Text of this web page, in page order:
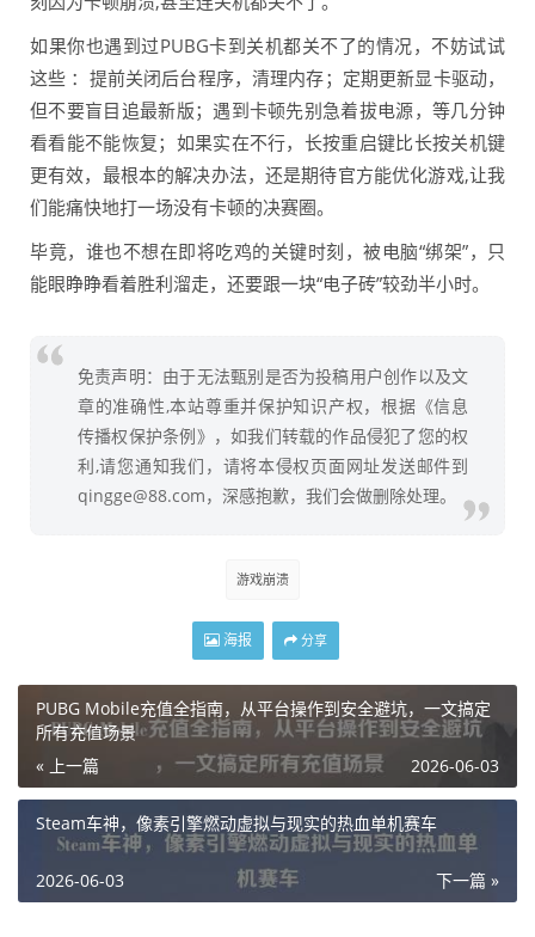
如果你也遇到过PUBG卡到关机都关不了的情况，不妨试试
这些 ：提前关闭后台程序，清理内存；定期更新显卡驱动，
但不要盲目追最新版；遇到卡顿先别急着拔电源，等几分钟
看看能不能恢复；如果实在不行，长按重启键比长按关机键
更有效，最根本的解决办法，还是期待官方能优化游戏,让我
们能痛快地打一场没有卡顿的决赛圈。
毕竟，谁也不想在即将吃鸡的关键时刻，被电脑“绑架”，只
能眼睁睁看着胜利溜走，还要跟一块“电子砖”较劲半小时。
免责声明：由于无法甄别是否为投稿用户创作以及文
章的准确性,本站尊重并保护知识产权，根据《信息
传播权保护条例》，如我们转载的作品侵犯了您的权
利,请您通知我们，请将本侵权页面网址发送邮件到
qingge@88.com，深感抱歉，我们会做删除处理。
游戏崩溃
海报 分享
PUBG Mobile充值全指南，从平台操作到安全避坑，一文搞定
所有充值场景
« 上一篇
2026-06-03
Steam车神，像素引擎燃动虚拟与现实的热血单机赛车
下一篇 »
2026-06-03